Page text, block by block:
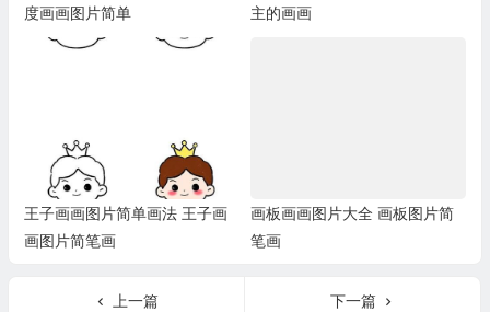
度画画图片简单
主的画画
王子画画图片简单画法 王子画
画图片简笔画
画板画画图片大全 画板图片简
笔画
上一篇
下一篇